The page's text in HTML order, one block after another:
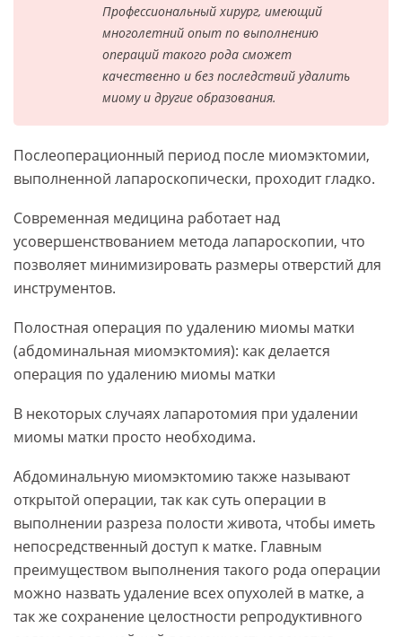
Профессиональный хирург, имеющий
многолетний опыт по выполнению
операций такого рода сможет
качественно и без последствий удалить
миому и другие образования.
Послеоперационный период после миомэктомии,
выполненной лапароскопически, проходит гладко.
Современная медицина работает над
усовершенствованием метода лапароскопии, что
позволяет минимизировать размеры отверстий для
инструментов.
Полостная операция по удалению миомы матки
(абдоминальная миомэктомия): как делается
операция по удалению миомы матки
В некоторых случаях лапаротомия при удалении
миомы матки просто необходима.
Абдоминальную миомэктомию также называют
открытой операции, так как суть операции в
выполнении разреза полости живота, чтобы иметь
непосредственный доступ к матке. Главным
преимуществом выполнения такого рода операции
можно назвать удаление всех опухолей в матке, а
так же сохранение целостности репродуктивного